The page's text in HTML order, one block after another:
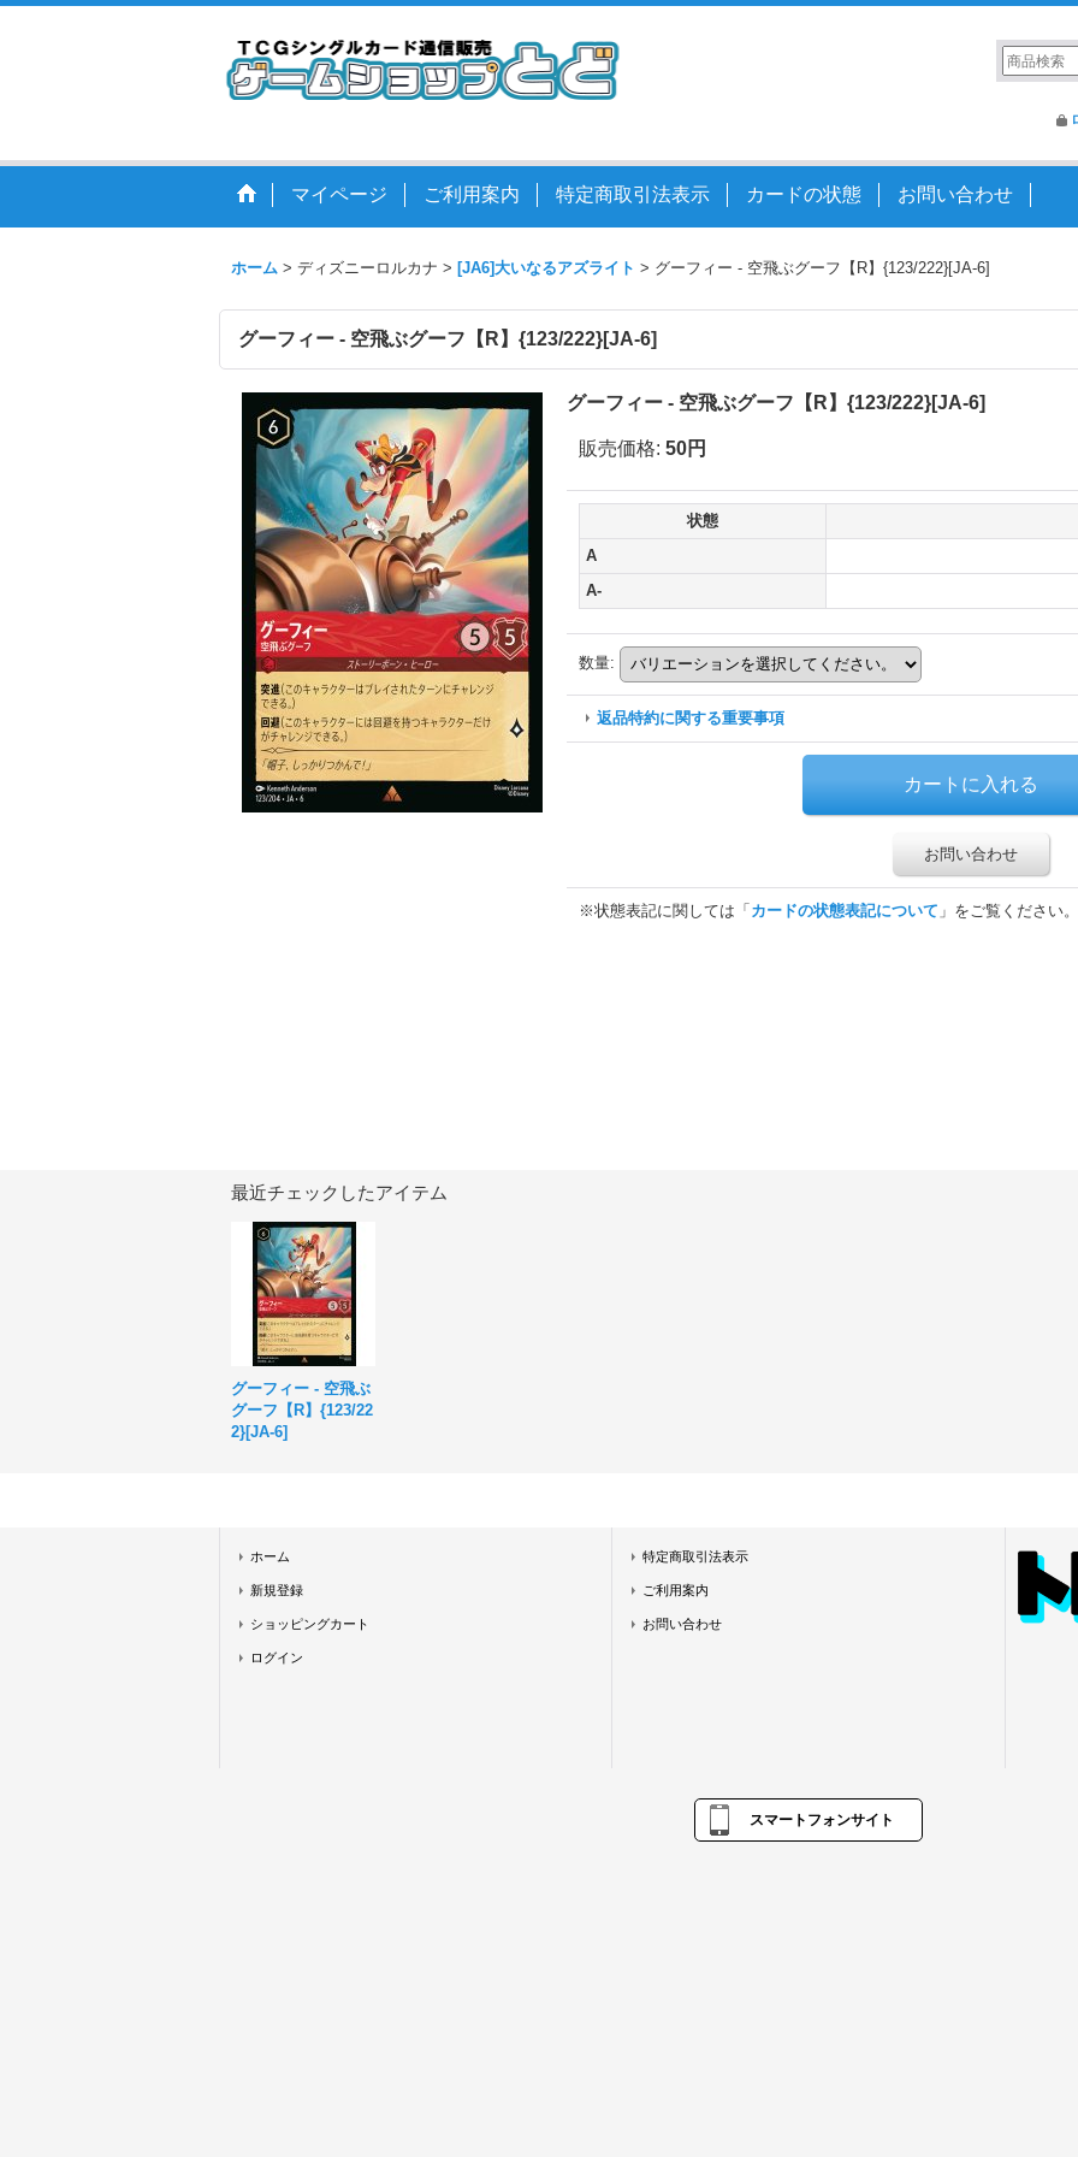
マイページ ご利用案内 特定商取引法表示 カードの状態 お問い合わせ
ホーム > ディズニーロルカナ > [JA6]大いなるアズライト > グーフィー - 空飛ぶグーフ【R】{123/222}[JA-6]
グーフィー - 空飛ぶグーフ【R】{123/222}[JA-6]
グーフィー - 空飛ぶグーフ【R】{123/222}[JA-6]
販売価格: 50円
状態
A
A-
数量:
返品特約に関する重要事項
お問い合わせ
※状態表記に関しては「 カードの状態表記について 」をご覧ください。
最近チェックしたアイテム
グーフィー - 空飛ぶ
グーフ【R】{123/22
2}[JA-6]
ホーム
新規登録
ショッピングカート
ログイン
特定商取引法表示
ご利用案内
お問い合わせ
スマートフォンサイト